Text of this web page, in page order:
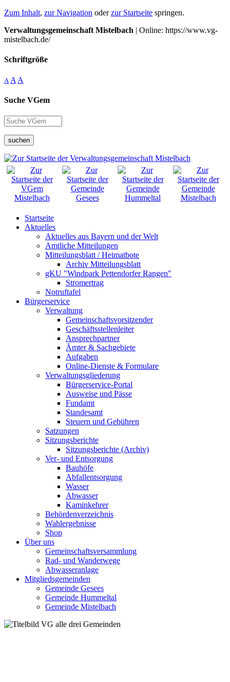
Zum Inhalt, zur Navigation oderzur Startseite springen.
Verwaltungsgemeinschaft Mistelbach | Online: https://www.vg-
mistelbach.de/
Schriftgröße
A A A
Suche VGem
suchen
Startseite
Aktuelles
Aktuelles aus Bayern und der Welt
Amtliche Mitteilungen
Mitteilungsblatt / Heimatbote
Archiv Mitteilungsblatt
gKU "Windpark Pettendorfer Rangen"
Stromertrag
Notruftafel
Bürgerservice
Verwaltung
Gemeinschaftsvorsitzender
Geschäftsstellenleiter
Ansprechpartner
Ämter & Sachgebiete
Aufgaben
Online-Dienste & Formulare
Verwaltungsgliederung
Bürgerservice-Portal
Ausweise und Pässe
Fundamt
Standesamt
Steuern und Gebühren
Satzungen
Sitzungsberichte
Sitzungsberichte (Archiv)
Ver- und Entsorgung
Bauhöfe
Abfallentsorgung
Wasser
Abwasser
Kaminkehrer
Behördenverzeichnis
Wahlergebnisse
Shop
Über uns
Gemeinschaftsversammlung
Rad- und Wanderwege
Abwasseranlage
Mitgliedsgemeinden
Gemeinde Gesees
Gemeinde Hummeltal
Gemeinde Mistelbach